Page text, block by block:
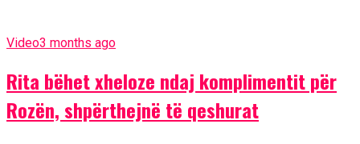
Video3 months ago
Rita bëhet xheloze ndaj komplimentit për
Rozën, shpërthejnë të qeshurat